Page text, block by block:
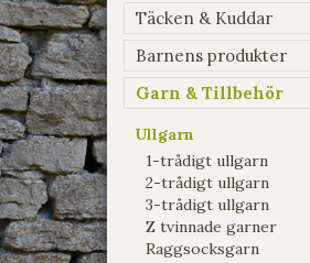
Täcken & Kuddar
Barnens produkter
Garn & Tillbehör
Ullgarn
1-trådigt ullgarn
2-trådigt ullgarn
3-trådigt ullgarn
Z tvinnade garner
Raggsocksgarn